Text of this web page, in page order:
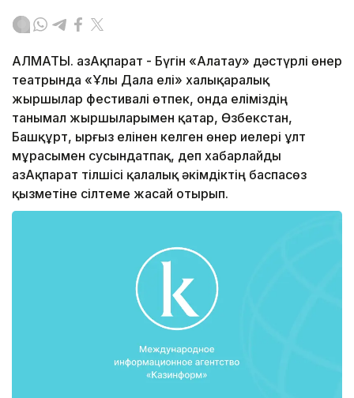
АЛМАТЫ. ҚазАқпарат - Бүгін «Алатау» дәстүрлі өнер
театрында «Ұлы Дала елі» халықаралық
жыршылар фестивалі өтпек, онда еліміздің
танымал жыршыларымен қатар, Өзбекстан,
Башқұрт, Қырғыз елінен келген өнер иелері ұлт
мұрасымен сусындатпақ, деп хабарлайды
ҚазАқпарат тілшісі қалалық әкімдіктің баспасөз
қызметіне сілтеме жасай отырып.